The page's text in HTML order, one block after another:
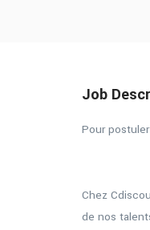
Job
Pour
Chez
de nos